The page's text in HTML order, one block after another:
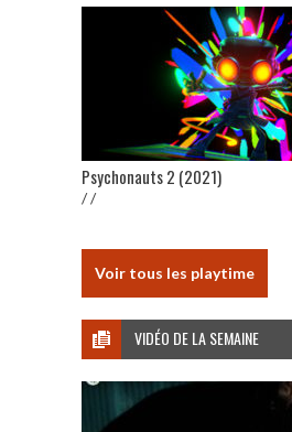
Psychonauts 2 (2021)
/ /
Voir tous les playtime
VIDÉO DE LA SEMAINE